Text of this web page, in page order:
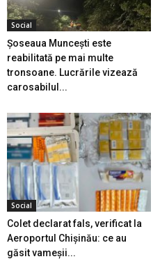
Social
Șoseaua Muncești este
reabilitată pe mai multe
tronsoane. Lucrările vizează
carosabilul...
Social
Colet declarat fals, verificat la
Aeroportul Chișinău: ce au
găsit vameșii...